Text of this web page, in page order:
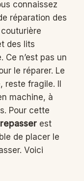
connaissez
réparation des
des lits
Ce n’est pas un
le réparer. Le
reste fragile. Il
machine, à
Pour cette
est
de placer le
Voici